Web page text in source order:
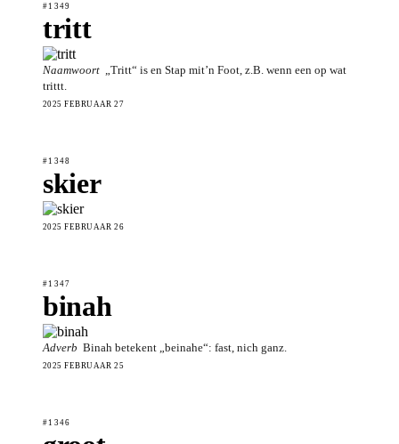
#1349
tritt
Naamwoort
„Tritt“ is en Stap mit’n Foot, z.B. wenn een op wat
trittt.
2025 FEBRUAAR 27
#1348
skier
2025 FEBRUAAR 26
#1347
binah
Adverb Binah betekent „beinahe“: fast, nich ganz.
2025 FEBRUAAR 25
#1346